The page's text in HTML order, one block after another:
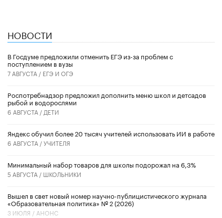
НОВОСТИ
В Госдуме предложили отменить ЕГЭ из-за проблем с
поступлением в вузы
7 АВГУСТА / ЕГЭ И ОГЭ
Роспотребнадзор предложил дополнить меню школ и детсадов
рыбой и водорослями
6 АВГУСТА / ДЕТИ
​Яндекс обучил более 20 тысяч учителей использовать ИИ в работе
6 АВГУСТА /УЧИТЕЛЯ
Минимальный набор товаров для школы подорожал на 6,3%
5 АВГУСТА / ШКОЛЬНИКИ
Вышел в свет новый номер научно-публицистического журнала
«Образовательная политика» № 2 (2026)
3 ИЮЛЯ / АНОНС